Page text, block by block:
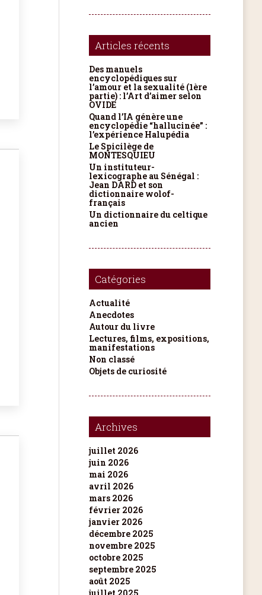
Articles récents
Des manuels
encyclopédiques sur
l’amour et la sexualité (1ère
partie) : l’Art d’aimer selon
OVIDE
Quand l’IA génère une
encyclopédie “hallucinée” :
l’expérience Halupédia
Le Spicilège de
MONTESQUIEU
Un instituteur-
lexicographe au Sénégal :
Jean DARD et son
dictionnaire wolof-
français
Un dictionnaire du celtique
ancien
Catégories
Actualité
Anecdotes
Autour du livre
Lectures, films, expositions,
manifestations
Non classé
Objets de curiosité
Archives
juillet 2026
juin 2026
mai 2026
avril 2026
mars 2026
février 2026
janvier 2026
décembre 2025
novembre 2025
octobre 2025
septembre 2025
août 2025